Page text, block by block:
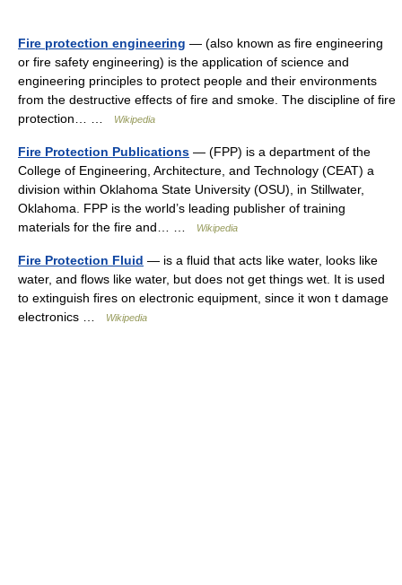
Fire protection engineering — (also known as fire engineering
or fire safety engineering) is the application of science and
engineering principles to protect people and their environments
from the destructive effects of fire and smoke. The discipline of fire
protection… …
Wikipedia
Fire Protection Publications — (FPP) is a department of the
College of Engineering, Architecture, and Technology (CEAT) a
division within Oklahoma State University (OSU), in Stillwater,
Oklahoma. FPP is the world’s leading publisher of training
materials for the fire and… …
Wikipedia
Fire Protection Fluid — is a fluid that acts like water, looks like
water, and flows like water, but does not get things wet. It is used
to extinguish fires on electronic equipment, since it won t damage
electronics …
Wikipedia